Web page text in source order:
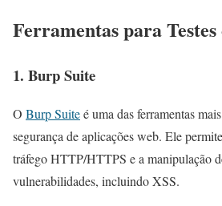
Ferramentas para Testes
1. Burp Suite
O Burp Suiteé uma das ferramentas
segurança de aplicações web. Ele
tráfego HTTP/HTTPS e a manipulação
vulnerabilidades, incluindo XSS.